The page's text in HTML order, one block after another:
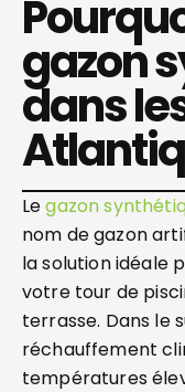
gazon
dans
Legazon
nom de gazon
la solution idéale
votre tour de
terrasse. Dans le
réchauffement
températures